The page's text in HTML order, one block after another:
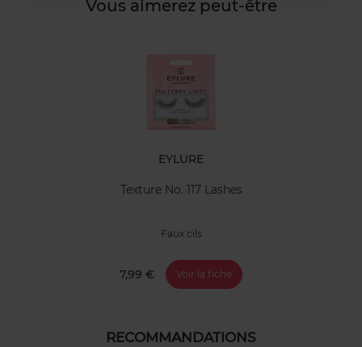
Vous aimerez peut-être
EYLURE
Texture No. 117 Lashes
Faux cils
7,99 € Voir la fiche
RECOMMANDATIONS